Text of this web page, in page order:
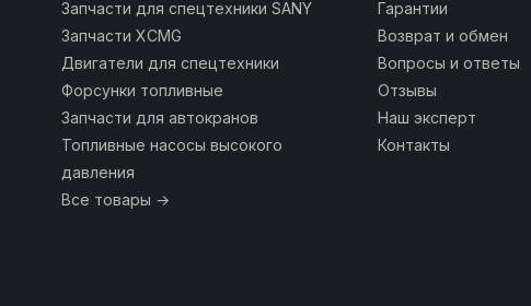
Запчасти для спецтехники SANY
Запчасти XCMG
Двигатели для спецтехники
Форсунки топливные
Запчасти для автокранов
Топливные насосы высокого
давления
Все товары →
Гарантии
Возврат и обмен
Вопросы и ответы
Отзывы
Наш эксперт
Контакты